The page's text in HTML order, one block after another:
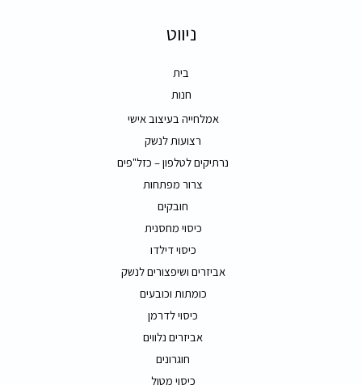
ניווט
בית
חנות
אמלחייה בעיצוב אישי
רצועות לנשק
נרתיקים לטלפון – כזל"פים
צרור מפתחות
חובקים
כיסוי מחסנית
כיסוי דילדו
אביזרים ושיפצורים לנשק
כומתות וכובעים
כיסוי לדרמן
אביזרים נלווים
חוגרונים
כיסוי מטול